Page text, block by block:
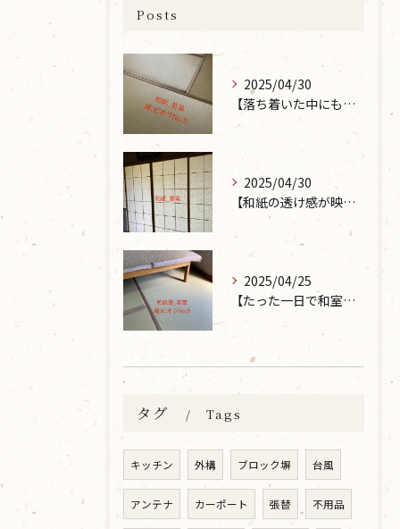
Posts
2025/04/30
【落ち着いた中にも華やかな雰囲気を】大分市で畳の表替えなら 張替本舗 金沢屋 坂ノ市店へ
2025/04/30
【和紙の透け感が映えるとても素敵な空間に】大分市で障子の張り替えなら 張替本舗 金沢屋 坂ノ市店へ
2025/04/25
【たった一日で和室が生まれ変わった話】畳の表替えなら 張替本舗 金沢屋 坂ノ市店へ
タグ Tags
キッチン 外構 ブロック塀 台風
アンテナ カーポート 張替 不用品